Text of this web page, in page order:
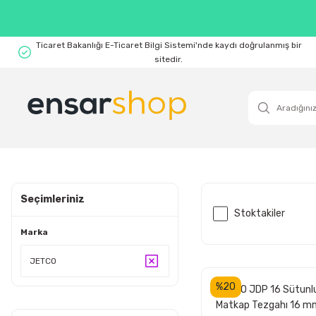
Ticaret Bakanlığı E-Ticaret Bilgi Sistemi'nde kaydı doğrulanmış bir
sitedir.
Seçimleriniz
Marka
JETCO
Stoktakiler
%20
JETCO JDP 16
Matkap Tezgahı 16